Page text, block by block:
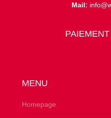
Mail:
MENU
Homepage